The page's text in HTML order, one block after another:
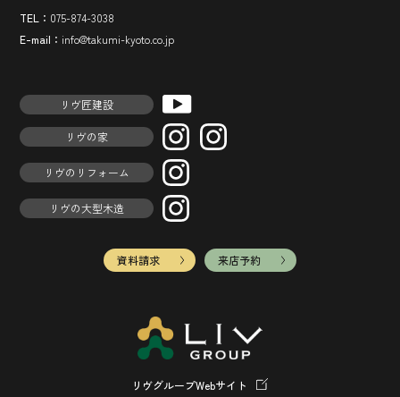
TEL： 075-874-3038
E-mail： info@takumi-kyoto.co.jp
リヴ匠建設
リヴの家
リヴのリフォーム
リヴの大型木造
資料請求 来店予約
リヴグループWebサイト